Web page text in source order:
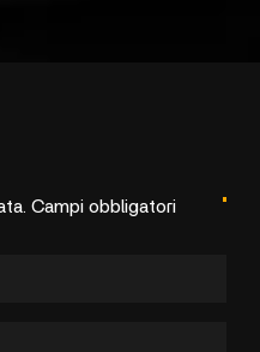
Campi obbligatori